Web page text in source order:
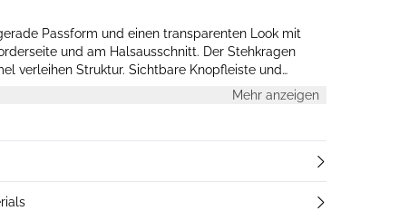
Passform und einen transparenten Look mit
und am Halsausschnitt. Der Stehkragen
verleihen Struktur. Sichtbare Knopfleiste und
Mehr anzeigen